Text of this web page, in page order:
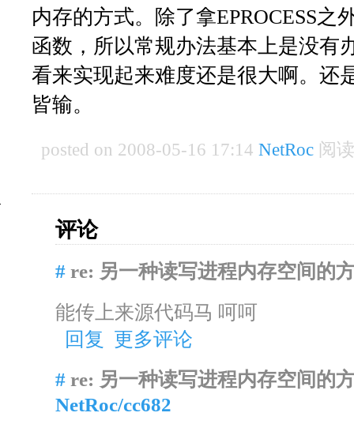
内存的方式。除了拿EPROCESS之
函数，所以常规办法基本上是没有
看来实现起来难度还是很大啊。还
皆输。
posted on 2008-05-16 17:14 NetRoc 阅
评论
# re: 另一种读写进程内存空间的
能传上来源代码马 呵呵
回复 更多评论
# re: 另一种读写进程内存空间的
NetRoc/cc682